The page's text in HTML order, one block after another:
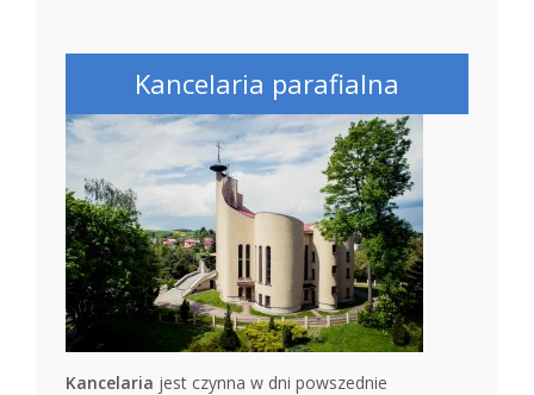
Kancelaria parafialna
Kancelaria jest czynna w dni powszednie